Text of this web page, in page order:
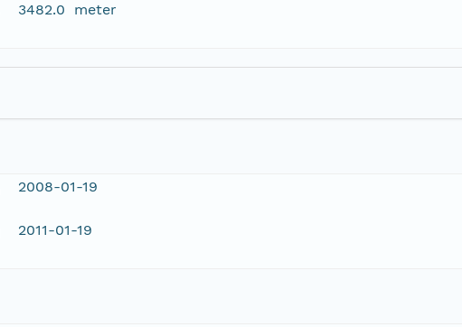
3482.0 meter
2008-01-19
2011-01-19